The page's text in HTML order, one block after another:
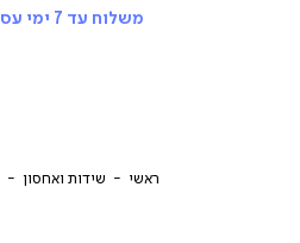
משלוח עד 7 ימי עסקים!
ראשי שידות ואחסון